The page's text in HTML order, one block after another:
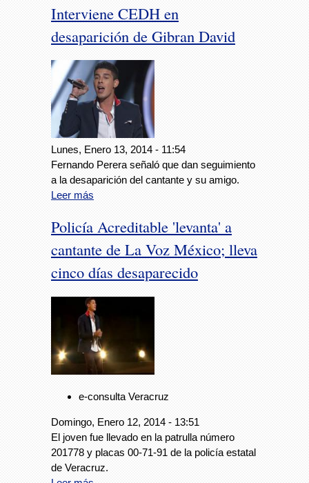
Interviene CEDH en
desaparición de Gibran David
Lunes, Enero 13, 2014 - 11:54
Fernando Perera señaló que dan seguimiento
a la desaparición del cantante y su amigo.
Leer más
Policía Acreditable 'levanta' a
cantante de La Voz México; lleva
cinco días desaparecido
e-consulta Veracruz
Domingo, Enero 12, 2014 - 13:51
El joven fue llevado en la patrulla número
201778 y placas 00-71-91 de la policía estatal
de Veracruz.